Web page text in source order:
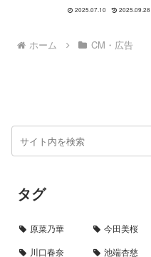
ー、スリラー 配給・制作プロダ
件ゾク恐い間取り』本予告 【7月
25日(金) 全国公開】こ...
2025.07.10 2025.09.28
ホーム CM・広告
タグ
原菜乃華 今田美桜
川口春奈
池端杏慈